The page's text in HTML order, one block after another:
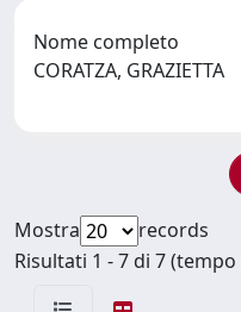
Nome completo
CORATZA, GRAZIETTA
Mostra
records
Risultati 1 - 7 di 7